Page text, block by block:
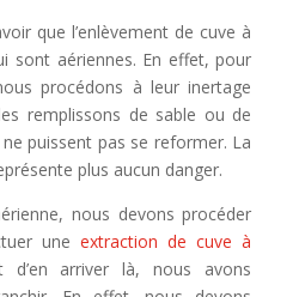
que l’enlèvement de cuve à
sont aériennes. En effet, pour
procédons à leur inertage
remplissons de sable ou de
puissent pas se reformer. La
plus aucun danger.
nous devons procéder
une extraction de cuve à
d’en arriver là, nous avons